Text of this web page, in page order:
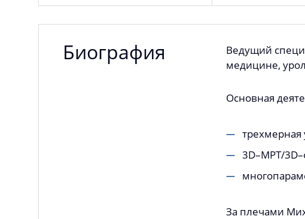
Биография
Ведущий
медицине,
Основная
трехмерная
3D–МРТ/
За плечами